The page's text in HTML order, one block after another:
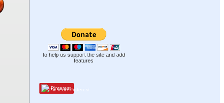
to help us support the site and add
features
Pinterest